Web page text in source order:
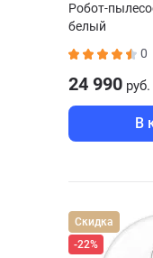
Робот-
белый
0
24 990 руб.
В
Скидка
-22%